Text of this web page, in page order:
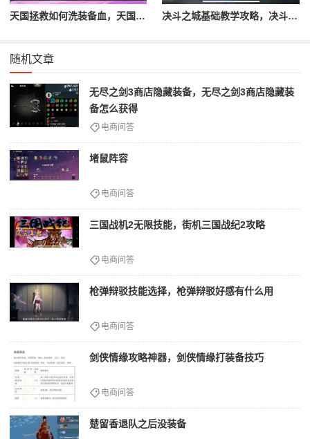
天国拯救如何洗装备血，天国拯救怎么洗衣服 决斗之城基础教学攻略，决斗之城教学攻略2111
随机文章
无尽之剑3商店隐藏装备，无尽之剑3商店隐藏装
备怎么获得
电商问答
堵鼠阵容
电商问答
三国战机2无限技能，街机三国战纪2攻略
电商问答
枪弹辩驳技能选择，枪弹辩驳好感有什么用
电商问答
剑侠情缘攻略神器，剑侠情缘打装备技巧
电商问答
楚留香退队之后没装备